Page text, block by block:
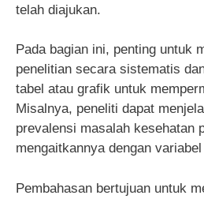
telah diajukan.
Pada bagian ini, penting untuk
penelitian secara sistematis
tabel atau grafik untuk
Misalnya, peneliti dapat
prevalensi masalah kesehatan
mengaitkannya dengan
Pembahasan bertujuan untuk